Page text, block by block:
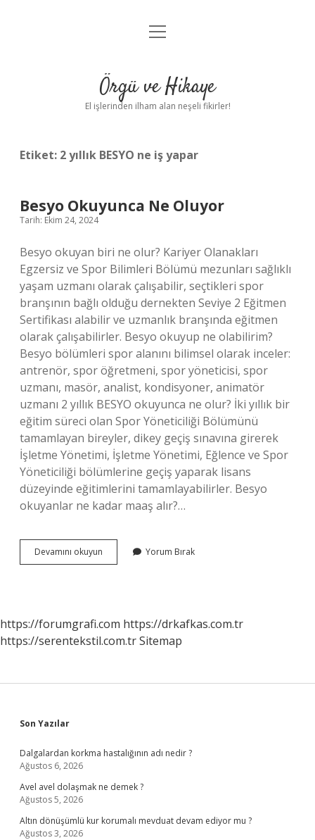
Anasayfa
Yasal Uyarı
menüyü
Örgü ve Hikaye
El işlerinden ilham alan neşeli fikirler!
Etiket: 2 yıllık BESYO ne iş yapar
Besyo Okuyunca Ne Oluyor
Tarih: Ekim 24, 2024
Besyo okuyan biri ne olur? Kariyer Olanakları
Egzersiz ve Spor Bilimleri Bölümü mezunları sağlıklı
yaşam uzmanı olarak çalışabilir, seçtikleri spor
branşının bağlı olduğu dernekten Seviye 2 Eğitmen
Sertifikası alabilir ve uzmanlık branşında eğitmen
olarak çalışabilirler. Besyo okuyup ne olabilirim?
Besyo bölümleri spor alanını bilimsel olarak inceler:
antrenör, spor öğretmeni, spor yöneticisi, spor
uzmanı, masör, analist, kondisyoner, animatör
uzmanı 2 yıllık BESYO okuyunca ne olur? İki yıllık bir
eğitim süreci olan Spor Yöneticiliği Bölümünü
tamamlayan bireyler, dikey geçiş sınavına girerek
İşletme Yönetimi, İşletme Yönetimi, Eğlence ve Spor
Yöneticiliği bölümlerine geçiş yaparak lisans
düzeyinde eğitimlerini tamamlayabilirler. Besyo
okuyanlar ne kadar maaş alır?…
Devamını okuyun
Okuyunca
Yorum Bırak
https://forumgrafi.com https://drkafkas.com.tr
https://serentekstil.com.trSitemap
Sidebar
Son Yazılar
Dalgalardan korkma hastalığının adı nedir ?
Ağustos 6, 2026
Avel avel dolaşmak ne demek ?
Ağustos 5, 2026
Altın dönüşümlü kur korumalı mevduat devam ediyor mu ?
Ağustos 3, 2026